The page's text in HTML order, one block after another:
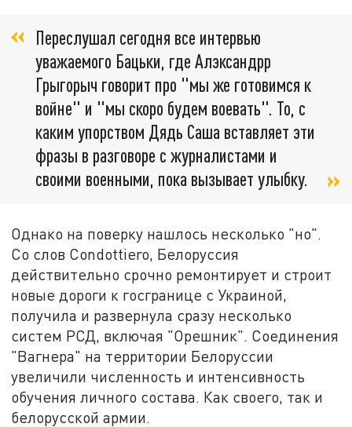
Переслушал сегодня все интервью
уважаемого Бацьки, где Алэксандрр
Грыгорыч говорит про "мы же готовимся к
войне" и "мы скоро будем воевать". То, с
каким упорством Дядь Саша вставляет эти
фразы в разговоре с журналистами и
своими военными, пока вызывает улыбку.
Однако на поверку нашлось несколько "но".
Со слов Condottiero, Белоруссия
действительно срочно ремонтирует и строит
новые дороги к госгранице с Украиной,
получила и развернула сразу несколько
систем РСД, включая "Орешник". Соединения
"Вагнера" на территории Белоруссии
увеличили численность и интенсивность
обучения личного состава. Как своего, так и
белорусской армии.